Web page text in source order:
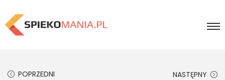
POPRZEDNI NASTĘPNY